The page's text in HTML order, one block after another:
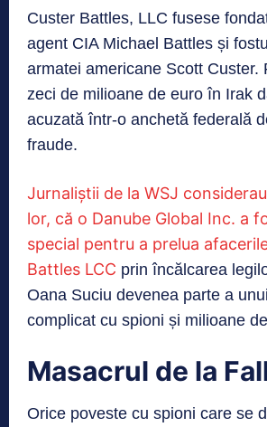
Custer Battles, LLC fusese
agent CIA Michael Battles și
armatei americane Scott Custer.
zeci de milioane de euro în Irak
acuzată într-o anchetă federală
fraude.
Jurnaliștii de la WSJ
lor, că o Danube Global Inc. a
special pentru a prelua
Battles LCC prin încălcarea
Oana Suciu devenea parte a
complicat cu spioni și milioane
Masacrul de la
Orice poveste cu spioni care se